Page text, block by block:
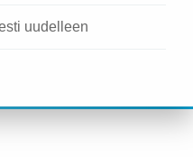
uudelleen